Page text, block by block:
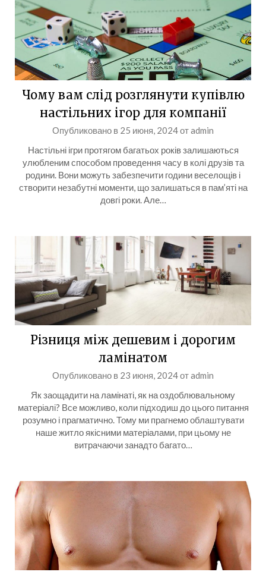
Чому вам слід розглянути купівлю
настільних ігор для компанії
Опубликовано в 25 июня, 2024отadmin
Настільні ігри протягом багатьох років залишаються
улюбленим способом проведення часу в колі друзів та
родини. Вони можуть забезпечити години веселощів і
створити незабутні моменти, що залишаться в пам’яті на
довгі роки. Але…
Різниця між дешевим і дорогим
ламінатом
Опубликовано в 23 июня, 2024отadmin
Як заощадити на ламінаті, як на оздоблювальному
матеріалі? Все можливо, коли підходиш до цього питання
розумно і прагматично. Тому ми прагнемо облаштувати
наше житло якісними матеріалами, при цьому не
витрачаючи занадто багато…